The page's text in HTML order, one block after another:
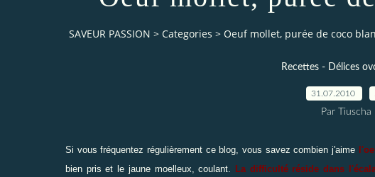
SAVEUR PASSION > Categories > Oeuf mollet, purée de coco
Recettes - Délices
31.07.2010
Par Tiuscha
Si vous fréquentez régulièrement ce blog, vous savez combien j'aime
bien pris et le jaune moelleux, coulant.
La difficulté réside dans